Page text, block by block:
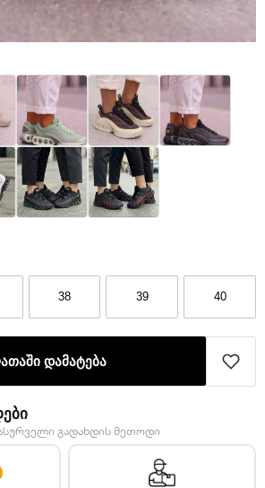
38 39 40
დამატება
გადახდის მეთოდი